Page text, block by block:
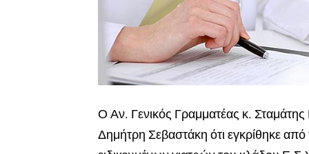
Ο Αν. Γενικός Γραμματέας κ.
Δημήτρη Σεβαστάκη ότι εγκρίθηκε